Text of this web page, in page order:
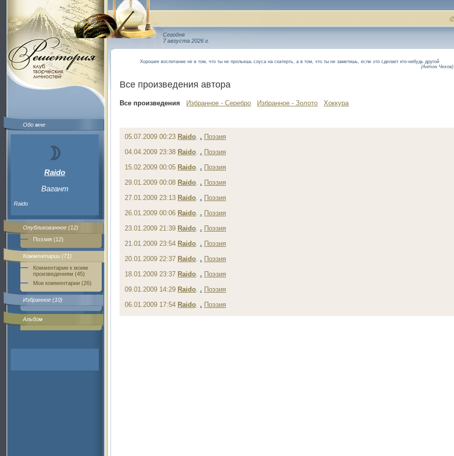
Обо мне
Raido
Вагант
Raido
Опубликованное (12)
Поэзия (12)
Комментарии (71)
Комментарии к моим
произведениям (45)
Мои комментарии (26)
Избранное (10)
Альбом
Сегодня
7 августа 2026 г.
Хорошее воспитание не в том, что ты не прольешь соуса на скатерть, а в том, что ты не заметишь, если это сделает кто-нибудь другой
(Антон Чехов)
Все произведения автора
Все произведения Избранное - Серебро Избранное - Золото Хоккура
05.07.2009 00:23 Raido. . Поэзия
04.04.2009 23:38 Raido. . Поэзия
15.02.2009 00:05 Raido. . Поэзия
29.01.2009 00:08 Raido. . Поэзия
27.01.2009 23:13 Raido. . Поэзия
26.01.2009 00:06 Raido. . Поэзия
23.01.2009 21:39 Raido. . Поэзия
21.01.2009 23:54 Raido. . Поэзия
20.01.2009 22:37 Raido. . Поэзия
18.01.2009 23:37 Raido. . Поэзия
09.01.2009 14:29 Raido. . Поэзия
06.01.2009 17:54 Raido. . Поэзия